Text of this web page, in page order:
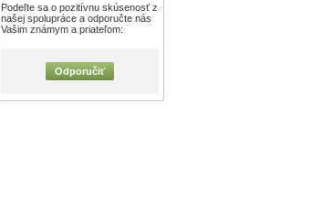
Podeľte sa o pozitívnu skúsenosť z
našej spolupráce a odporučte nás
Vašim známym a priateľom:
Odporučiť